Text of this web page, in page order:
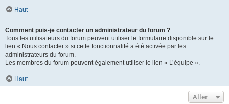
Haut
Comment puis-je contacter un administrateur du forum ?
Tous les utilisateurs du forum peuvent utiliser le formulaire disponible sur le
lien « Nous contacter » si cette fonctionnalité a été activée par les
administrateurs du forum.
Les membres du forum peuvent également utiliser le lien « L’équipe ».
Haut
Aller